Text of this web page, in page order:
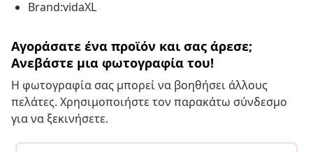
Brand:vidaXL
Αγοράσατε ένα προϊόν και σας άρεσε;
Ανεβάστε μια φωτογραφία του!
Η φωτογραφία σας μπορεί να βοηθήσει άλλους
πελάτες. Χρησιμοποιήστε τον παρακάτω σύνδεσμο
για να ξεκινήσετε.